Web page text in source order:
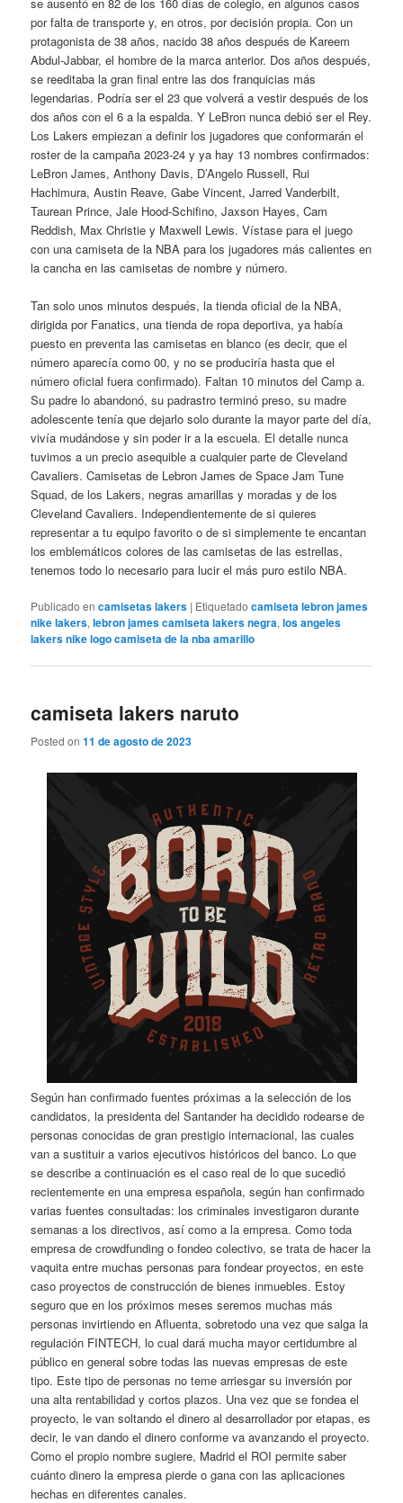
por falta de transporte y, en otros, por decisión propia. Con un
protagonista de 38 años, nacido 38 años después de Kareem
Abdul-Jabbar, el hombre de la marca anterior. Dos años después,
se reeditaba la gran final entre las dos franquicias más
legendarias. Podría ser el 23 que volverá a vestir después de los
dos años con el 6 a la espalda. Y LeBron nunca debió ser el Rey.
Los Lakers empiezan a definir los jugadores que conformarán el
roster de la campaña 2023-24 y ya hay 13 nombres confirmados:
LeBron James, Anthony Davis, D’Angelo Russell, Rui
Hachimura, Austin Reave, Gabe Vincent, Jarred Vanderbilt,
Taurean Prince, Jale Hood-Schifino, Jaxson Hayes, Cam
Reddish, Max Christie y Maxwell Lewis. Vístase para el juego
con una camiseta de la NBA para los jugadores más calientes en
la cancha en las camisetas de nombre y número.
Tan solo unos minutos después, la tienda oficial de la NBA,
dirigida por Fanatics, una tienda de ropa deportiva, ya había
puesto en preventa las camisetas en blanco (es decir, que el
número aparecía como 00, y no se produciría hasta que el
número oficial fuera confirmado). Faltan 10 minutos del Camp a.
Su padre lo abandonó, su padrastro terminó preso, su madre
adolescente tenía que dejarlo solo durante la mayor parte del día,
vivía mudándose y sin poder ir a la escuela. El detalle nunca
tuvimos a un precio asequible a cualquier parte de Cleveland
Cavaliers. Camisetas de Lebron James de Space Jam Tune
Squad, de los Lakers, negras amarillas y moradas y de los
Cleveland Cavaliers. Independientemente de si quieres
representar a tu equipo favorito o de si simplemente te encantan
los emblemáticos colores de las camisetas de las estrellas,
tenemos todo lo necesario para lucir el más puro estilo NBA.
Publicado en camisetas lakers | Etiquetado camiseta lebron james
nike lakers,lebron james camiseta lakers negra,los angeles
lakers nike logo camiseta de la nba amarillo
camiseta lakers naruto
Posted on11 de agosto de 2023
Según han confirmado fuentes próximas a la selección de los
candidatos, la presidenta del Santander ha decidido rodearse de
personas conocidas de gran prestigio internacional, las cuales
van a sustituir a varios ejecutivos históricos del banco. Lo que
se describe a continuación es el caso real de lo que sucedió
recientemente en una empresa española, según han confirmado
varias fuentes consultadas: los criminales investigaron durante
semanas a los directivos, así como a la empresa. Como toda
empresa de crowdfunding o fondeo colectivo, se trata de hacer la
vaquita entre muchas personas para fondear proyectos, en este
caso proyectos de construcción de bienes inmuebles. Estoy
seguro que en los próximos meses seremos muchas más
personas invirtiendo en Afluenta, sobretodo una vez que salga la
regulación FINTECH, lo cual dará mucha mayor certidumbre al
público en general sobre todas las nuevas empresas de este
tipo. Este tipo de personas no teme arriesgar su inversión por
una alta rentabilidad y cortos plazos. Una vez que se fondea el
proyecto, le van soltando el dinero al desarrollador por etapas, es
decir, le van dando el dinero conforme va avanzando el proyecto.
Como el propio nombre sugiere, Madrid el ROI permite saber
cuánto dinero la empresa pierde o gana con las aplicaciones
hechas en diferentes canales.